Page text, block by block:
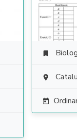


